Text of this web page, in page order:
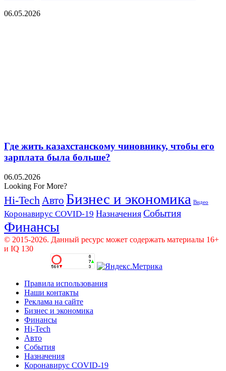
06.05.2026
Где жить казахстанскому чиновнику, чтобы его
зарплата была больше?
06.05.2026
Looking For More?
Hi-Tech Авто Бизнес и экономика Видео
Коронавирус COVID-19 Назначения События
Финансы
© 2015-2026. Данный ресурс может содержать материалы 16+
и IQ 130
Правила использования
Наши контакты
Реклама на сайте
Бизнес и экономика
Финансы
Hi-Tech
Авто
События
Назначения
Коронавирус COVID-19